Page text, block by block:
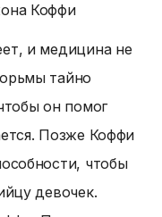
Коффи
и медицина не
тайно
он помог
Позже Коффи
чтобы
девочек.